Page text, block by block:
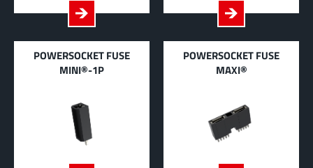
POWERSOCKET FUSE
MINI®-1P
POWERSOCKET FUSE
MAXI®